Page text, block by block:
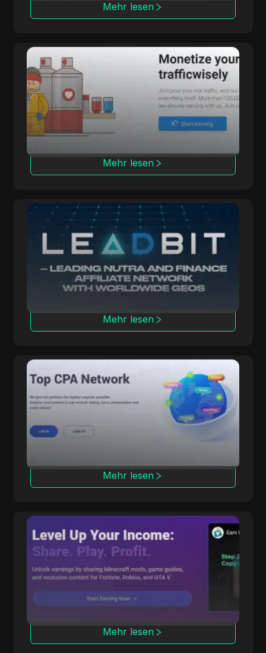
Mehr lesen
LosPollos
LosPollos hilft Partnern, die Konversionen
durch automatisierte Smartlink-
Monetarisierung zu steigern.
Mehr lesen
Leadbit
LeadBit verbindet Werbetreibende und
Publisher weltweit und bietet CPA- und CPL-
Kampagnen mit Echtzeit-Tracking an.
Mehr lesen
CPA.House
CPA.House bietet fortschrittliche Werkzeuge
für CPA- und CPL-Kampagnen und sorgt für
Mehr lesen
CPALead
CPALead ist auf das Marketing von mobilen
Apps spezialisiert und bietet eine Echtzeit-
Auktionsplattform sowie ein
Mehr lesen